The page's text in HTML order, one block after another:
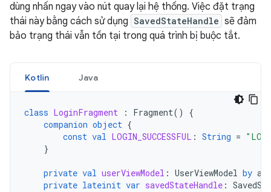
dùng nhấn ngay vào nút quay lại hệ thống. Việc đặt trạng
thái này bằng cách sử dụng SavedStateHandle sẽ đảm
bảo trạng thái vẫn tồn tại trong quá trình bị buộc tắt.
Kotlin Java
class LoginFragment : Fragment()
{
companion object {
const val LOGIN_SUCCESSFUL : String =
}
private val userViewModel : UserViewModel by
private lateinit var savedStateHandle :